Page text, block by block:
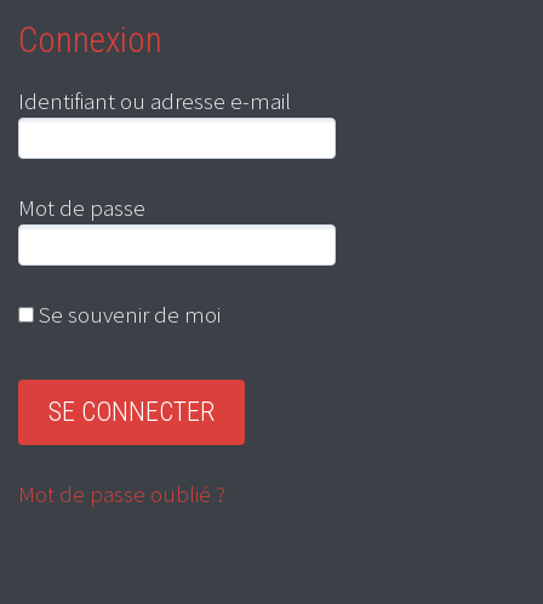
Connexion
Identifiant ou adresse e-mail
Mot de passe
Se souvenir de moi
Mot de passe oublié ?